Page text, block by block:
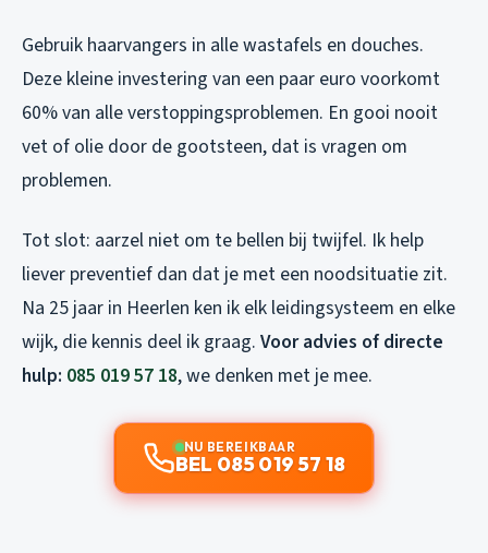
Gebruik haarvangers in alle wastafels en douches.
Deze kleine investering van een paar euro voorkomt
60% van alle verstoppingsproblemen. En gooi nooit
vet of olie door de gootsteen, dat is vragen om
problemen.
Tot slot: aarzel niet om te bellen bij twijfel. Ik help
liever preventief dan dat je met een noodsituatie zit.
Na 25 jaar in Heerlen ken ik elk leidingsysteem en elke
wijk, die kennis deel ik graag. Voor advies of directe
hulp: 085 019 57 18, we denken met je mee.
NU BEREIKBAAR
BEL 085 019 57 18